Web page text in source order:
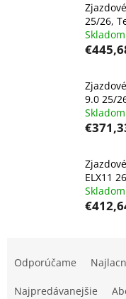
25/26,
Skladom
9.0 25/
Skladom
ELX11
Skladom
Odporúčame
Najpredávanejšie